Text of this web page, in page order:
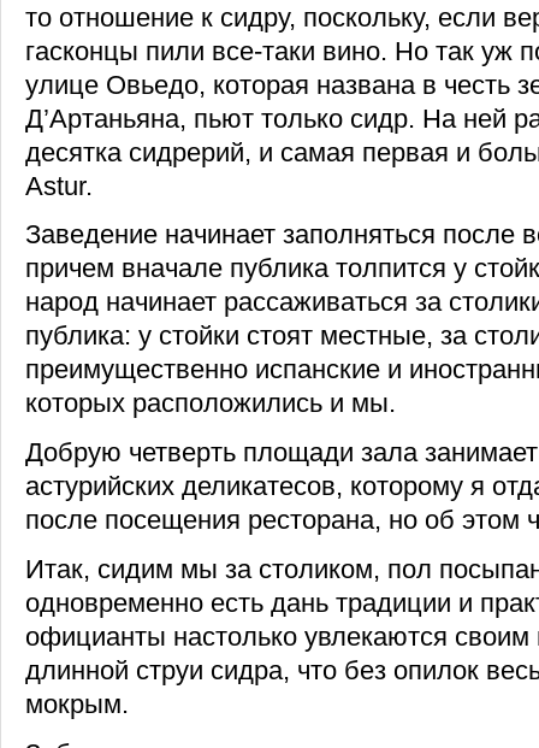
то отношение к сидру, поскольку, если
гасконцы пили все-таки вино. Но так уж
улице Овьедо, которая названа в честь
Д’Артаньяна, пьют только сидр. На ней
десятка сидрерий, и самая первая и
Astur.
Заведение начинает заполняться после
причем вначале публика толпится у
народ начинает рассаживаться за
публика: у стойки стоят местные, за
преимущественно испанские и
которых расположились и мы.
Добрую четверть площади зала
астурийских деликатесов, которому я
после посещения ресторана, но об этом
Итак, сидим мы за столиком, пол
одновременно есть дань традиции и
официанты настолько увлекаются
длинной струи сидра, что без опилок
мокрым.